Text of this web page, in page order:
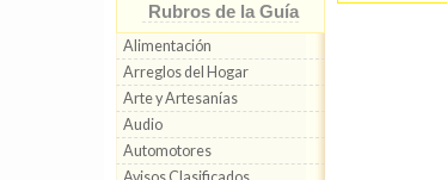
Rubros de la Guía
Alimentación
Arreglos del Hogar
Arte y Artesanías
Audio
Automotores